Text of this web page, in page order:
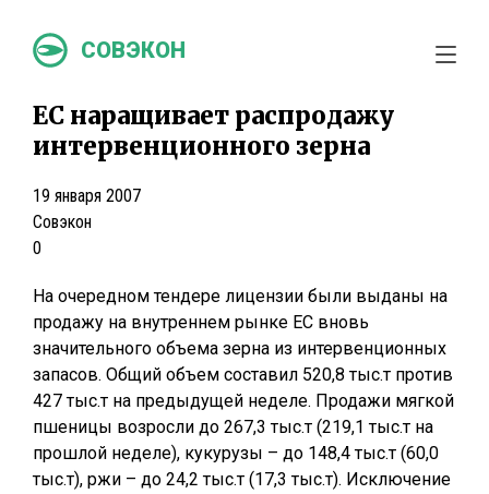
СОВЭКОН
ЕС наращивает распродажу
интервенционного зерна
19 января 2007
Совэкон
0
На очередном тендере лицензии были выданы на
продажу на внутреннем рынке ЕС вновь
значительного объема зерна из интервенционных
запасов. Общий объем составил 520,8 тыс.т против
427 тыс.т на предыдущей неделе. Продажи мягкой
пшеницы возросли до 267,3 тыс.т (219,1 тыс.т на
прошлой неделе), кукурузы – до 148,4 тыс.т (60,0
тыс.т), ржи – до 24,2 тыс.т (17,3 тыс.т). Исключение